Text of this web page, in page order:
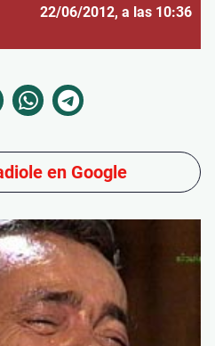
22/06/2012, a las 10:36
en Google